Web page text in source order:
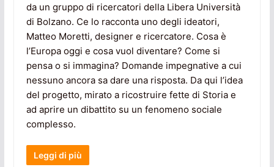
da un gruppo di ricercatori della Libera Università
di Bolzano. Ce lo racconta uno degli ideatori,
Matteo Moretti, designer e ricercatore. Cosa è
l’Europa oggi e cosa vuol diventare? Come si
pensa o si immagina? Domande impegnative a cui
nessuno ancora sa dare una risposta. Da qui l’idea
del progetto, mirato a ricostruire fette di Storia e
ad aprire un dibattito su un fenomeno sociale
complesso.
Leggi di più